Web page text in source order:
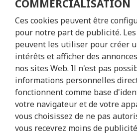
CONÇU
Imaginez-vous
les cheveux et
en vous offrant
emblématiques
vers le branché
Profitez du
Casque
COMMERCIALISATION
Ces cookies peuvent être
pour notre part de publicité.
peuvent les utiliser pour créer
intérêts et afficher des
nos sites Web. Il n'est pas
informations personnelles
fonctionnent comme base
votre navigateur et de votre
vous choisissez de ne pas
vous recevrez moins de